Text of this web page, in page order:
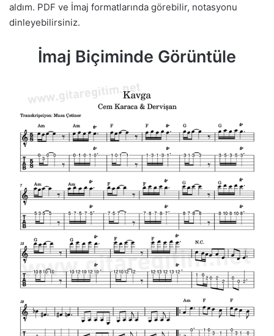
aldım. PDF ve İmaj formatlarında görebilir, notasyonu
dinleyebilirsiniz.
İmaj Biçiminde Görüntüle